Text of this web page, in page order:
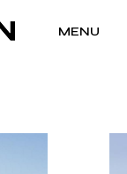
MENU